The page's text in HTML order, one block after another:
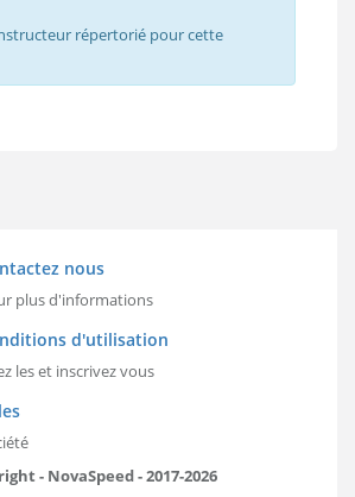
répertorié pour cette
nous
plus d'informations
d'utilisation
les et inscrivez vous
- NovaSpeed - 2017-2026